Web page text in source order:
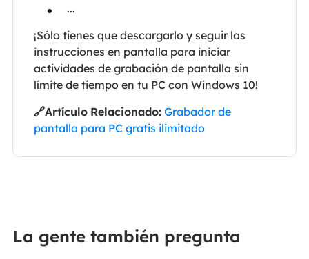
...
¡Sólo tienes que descargarlo y seguir las
instrucciones en pantalla para iniciar
actividades de grabación de pantalla sin
límite de tiempo en tu PC con Windows 10!
🔗Artículo Relacionado: Grabador de
pantalla para PC gratis ilimitado
La gente también pregunta